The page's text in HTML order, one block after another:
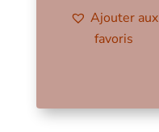
Ajouter aux
favoris